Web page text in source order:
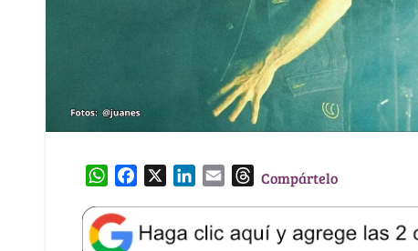
W
a
t
e
k
T
e
Compártelo